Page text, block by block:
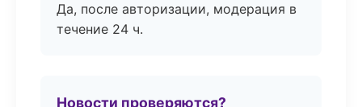
Да, после авторизации, модерация в
течение 24 ч.
Новости проверяются?